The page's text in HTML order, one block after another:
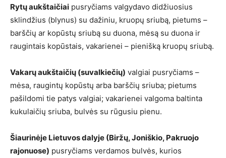
Rytų aukštaičiai pusryčiams valgydavo didžiuosius
sklindžius (blynus) su dažiniu, kruopų sriubą, pietums –
barščių ar kopūstų sriubą su duona, mėsą su duona ir
raugintais kopūstais, vakarienei – pienišką kruopų sriubą.
Vakarų aukštaičių (suvalkiečių) valgiai pusryčiams –
mėsa, raugintų kopūstų arba barščių sriuba; pietums
pašildomi tie patys valgiai; vakarienei valgoma baltinta
kukulaičių sriuba, bulvės su rūgusiu pienu.
Šiaurinėje Lietuvos dalyje (Biržų, Joniškio, Pakruojo
rajonuose) pusryčiams verdamos bulvės, kurios